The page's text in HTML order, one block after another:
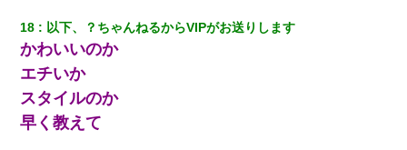
姉旦那の友達「ほんとのパパだよ～」私のお腹を触ってほざく。
→思わず手を叩いて振り払ったら…
【修羅場】彼女親「カスな家柄のヤツなんかと家族になるのはご
めんだ」俺「じゃあ別れます…」→ 彼女「なんで言い返してくれ
なかったの？（泣」
18 以下、？ちゃんねるからVIPがお送りします
かわいいのか
エチいか
スタイルのか
早く教えて